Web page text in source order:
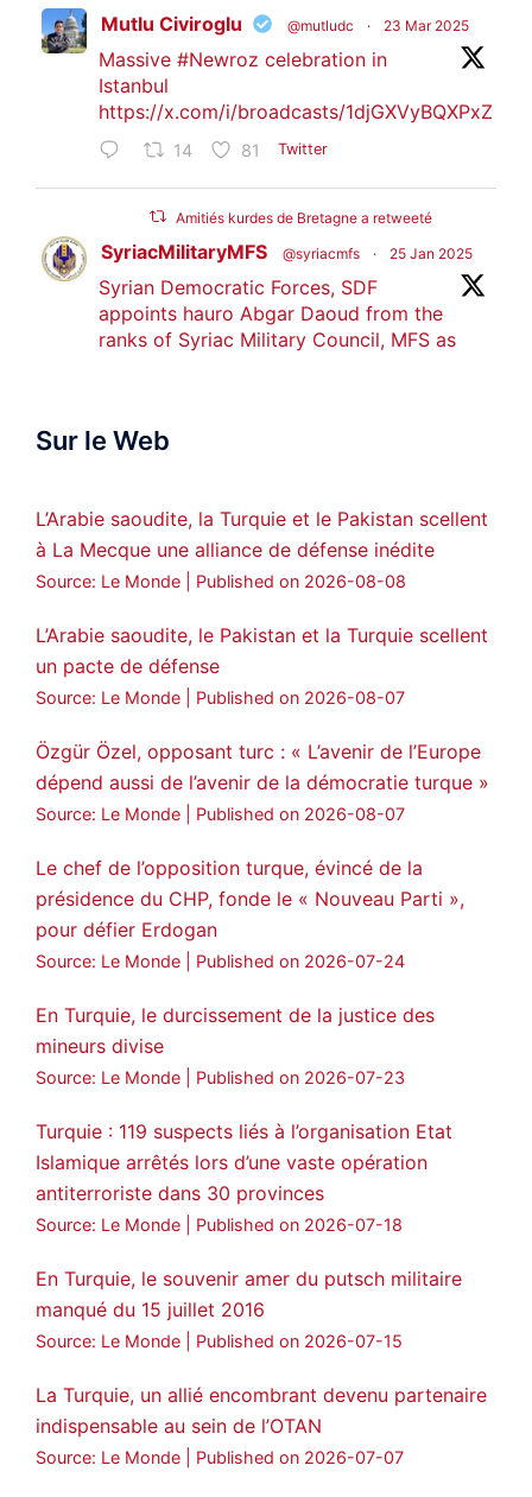
Mutlu Civiroglu @mutludc · 23 Mar 2025
Massive #Newroz celebration in
Istanbul
https://x.com/i/broadcasts/1djGXVyBQXPxZ
14 81 Twitter
Amitiés kurdes de Bretagne a retweeté
SyriacMilitaryMFS @syriacmfs · 25 Jan 2025
Syrian Democratic Forces, SDF
appoints hauro Abgar Daoud from the
ranks of Syriac Military Council, MFS as
ܟܫܝܪܘܬܐ ܒܘܠܝܬܐ ܚܘܪܐ ܐܒܓܪ
Amitiés kurdes de Bretagne a retweeté
MedyaNews @medyanews_ · 24 Jan 2025
statement on Abdullah Öcalan meeting
#AbdullahÖcalan #PeaceProcess
🔗https://medyanews.rs/h4lwBwQ
3 2 Twitter
Voir plus...
Sur le Web
L’Arabie saoudite, la Turquie et le Pakistan scellent
à La Mecque une alliance de défense inédite
Source: Le Monde Published on 2026-08-08
L’Arabie saoudite, le Pakistan et la Turquie scellent
un pacte de défense
Source: Le Monde Published on 2026-08-07
Özgür Özel, opposant turc : « L’avenir de l’Europe
dépend aussi de l’avenir de la démocratie turque »
Source: Le Monde Published on 2026-08-07
Le chef de l’opposition turque, évincé de la
présidence du CHP, fonde le « Nouveau Parti »,
pour défier Erdogan
Source: Le Monde Published on 2026-07-24
En Turquie, le durcissement de la justice des
mineurs divise
Source: Le Monde Published on 2026-07-23
Turquie : 119 suspects liés à l’organisation Etat
Islamique arrêtés lors d’une vaste opération
antiterroriste dans 30 provinces
Source: Le Monde Published on 2026-07-18
En Turquie, le souvenir amer du putsch militaire
manqué du 15 juillet 2016
Source: Le Monde Published on 2026-07-15
La Turquie, un allié encombrant devenu partenaire
indispensable au sein de l’OTAN
Source: Le Monde Published on 2026-07-07